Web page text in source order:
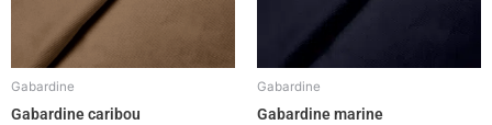
Gabardine
Gabardine caribou
Gabardine
Gabardine marine